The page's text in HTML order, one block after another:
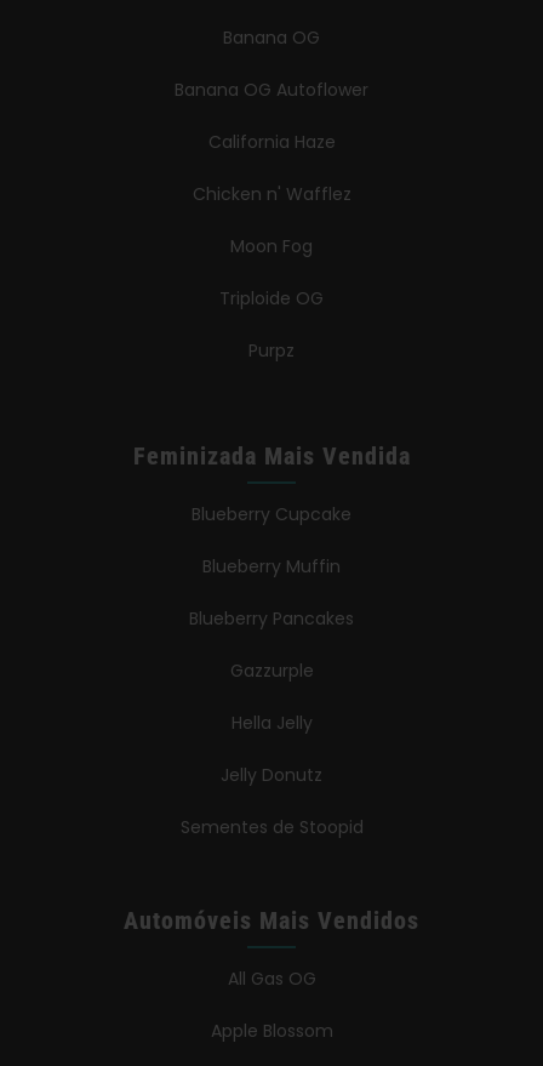
Banana OG
Banana OG Autoflower
California Haze
Chicken n' Wafflez
Moon Fog
Triploide OG
Purpz
Feminizada Mais Vendida
Blueberry Cupcake
Blueberry Muffin
Blueberry Pancakes
Gazzurple
Hella Jelly
Jelly Donutz
Sementes de Stoopid
Automóveis Mais Vendidos
All Gas OG
Apple Blossom